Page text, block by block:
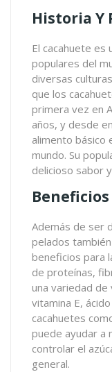
Historia Y
El cacahuete es
populares del
diversas
que los
primera vez en
años, y desde
alimento básico
mundo. Su
delicioso sabor
Además de ser
pelados
beneficios para
de proteínas,
una variedad de
vitamina E,
cacahuetes
puede ayudar a
controlar el
general.